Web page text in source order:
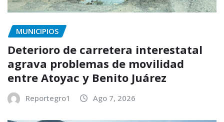
MUNICIPIOS
Deterioro de carretera interestatal
agrava problemas de movilidad
entre Atoyac y Benito Juárez
Reportegro1 Ago 7, 2026